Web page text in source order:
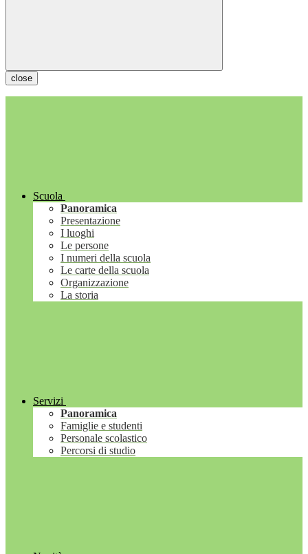
close
Scuola
Panoramica
Presentazione
I luoghi
Le persone
I numeri della scuola
Le carte della scuola
Organizzazione
La storia
Servizi
Panoramica
Famiglie e studenti
Personale scolastico
Percorsi di studio